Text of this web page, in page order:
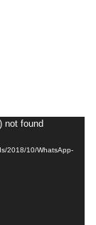
not found
2018/10/WhatsApp-